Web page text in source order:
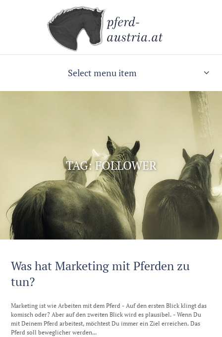
Select menu item
TAG: FOLLOWER
Was hat Marketing mit Pferden zu
tun?
Marketing ist wie Arbeiten mit dem Pferd - Auf den ersten Blick klingt das
komisch oder? Aber auf den zweiten Blick wird es plausibel. - Wenn Du
mit Deinem Pferd arbeitest, möchtest Du immer ein Ziel erreichen. Das
Pferd soll beweglicher werden...